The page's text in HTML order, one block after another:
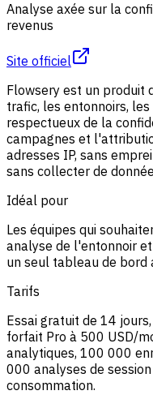
Analyse axée sur la
revenus
Site officiel
Flowsery est un produit
trafic, les entonnoirs,
respectueux de la
campagnes et
adresses IP, sans
sans collecter de
Idéal pour
Les équipes qui
analyse de l'entonnoir
un seul tableau de bord
Tarifs
Essai gratuit de 14
forfait Pro à 500 USD/
analytiques, 100 000
000 analyses de
consommation.